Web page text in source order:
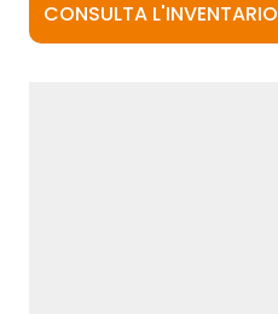
CONSULTA L'INVENTARIO